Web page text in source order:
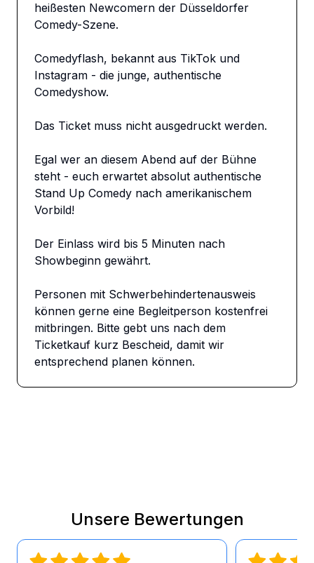
heißesten Newcomern der Düsseldorfer
Comedy-Szene.
Comedyflash, bekannt aus TikTok und
Instagram - die junge, authentische
Comedyshow.
Das Ticket muss nicht ausgedruckt werden.
Egal wer an diesem Abend auf der Bühne
steht - euch erwartet absolut authentische
Stand Up Comedy nach amerikanischem
Vorbild!
Der Einlass wird bis 5 Minuten nach
Showbeginn gewährt.
Personen mit Schwerbehindertenausweis
können gerne eine Begleitperson kostenfrei
mitbringen. Bitte gebt uns nach dem
Ticketkauf kurz Bescheid, damit wir
entsprechend planen können.
Unsere Bewertungen